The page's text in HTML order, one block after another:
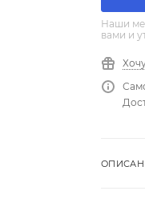
Наши
вами и